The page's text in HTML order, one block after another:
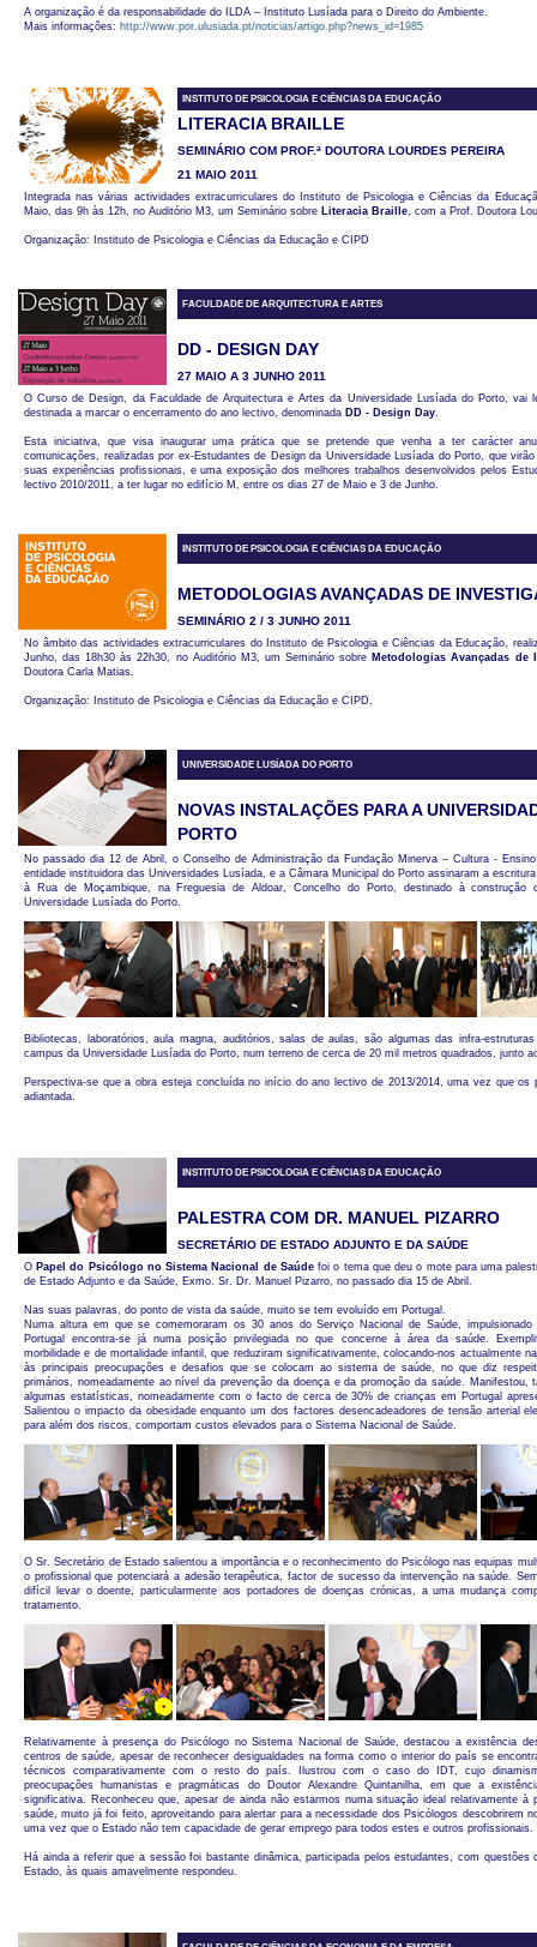
A organização é da responsabilidade do ILDA – Instituto Lusíada para o Direito do Ambiente.
Mais informações: http://www.por.ulusiada.pt/noticias/artigo.php?news_id=1985
INSTITUTO DE PSICOLOGIA E CIÊNCIAS DA EDUCAÇÃO
LITERACIA BRAILLE
SEMINÁRIO COM PROF.ª DOUTORA LOURDES PEREIRA
21 MAIO 2011
Integrada nas várias actividades extracurriculares do Instituto de Psicologia e Ciências da
Maio, das 9h às 12h, no Auditório M3, um Seminário sobre Literacia Braille, com a Prof. Doutora
Organização: Instituto de Psicologia e Ciências da Educação e CIPD
FACULDADE DE ARQUITECTURA E ARTES
DD - DESIGN DAY
27 MAIO A 3 JUNHO 2011
O Curso de Design, da Faculdade de Arquitectura e Artes da Universidade Lusíada do Porto, vai
destinada a marcar o encerramento do ano lectivo, denominada DD - Design Day.
Esta iniciativa, que visa inaugurar uma prática que se pretende que venha a ter carácter
comunicações, realizadas por ex-Estudantes de Design da Universidade Lusíada do Porto, que
suas experiências profissionais, e uma exposição dos melhores trabalhos desenvolvidos pelos
lectivo 2010/2011, a ter lugar no edifício M, entre os dias 27 de Maio e 3 de Junho.
INSTITUTO DE PSICOLOGIA E CIÊNCIAS DA EDUCAÇÃO
METODOLOGIAS AVANÇADAS DE
SEMINÁRIO 2 / 3 JUNHO 2011
No âmbito das actividades extracurriculares do Instituto de Psicologia e Ciências da Educação,
Junho, das 18h30 às 22h30, no Auditório M3, um Seminário sobre Metodologias Avançadas de
Doutora Carla Matias.
Organização: Instituto de Psicologia e Ciências da Educação e CIPD.
UNIVERSIDADE LUSÍADA DO PORTO
NOVAS INSTALAÇÕES PARA A
PORTO
No passado dia 12 de Abril, o Conselho de Administração da Fundação Minerva – Cultura -
entidade instituidora das Universidades Lusíada, e a Câmara Municipal do Porto assinaram a
à Rua de Moçambique, na Freguesia de Aldoar, Concelho do Porto, destinado à construção
Universidade Lusíada do Porto.
Bibliotecas, laboratórios, aula magna, auditórios, salas de aulas, são algumas das infra-
campus da Universidade Lusíada do Porto, num terreno de cerca de 20 mil metros quadrados, junto
Perspectiva-se que a obra esteja concluída no início do ano lectivo de 2013/2014, uma vez que os
adiantada.
INSTITUTO DE PSICOLOGIA E CIÊNCIAS DA EDUCAÇÃO
PALESTRA COM DR. MANUEL PIZARRO
SECRETÁRIO DE ESTADO ADJUNTO E DA SAÚDE
O Papel do Psicólogo no Sistema Nacional de Saúdefoi o tema que deu o mote para uma
de Estado Adjunto e da Saúde, Exmo. Sr. Dr. Manuel Pizarro, no passado dia 15 de Abril.
Nas suas palavras, do ponto de vista da saúde, muito se tem evoluído em Portugal.
Numa altura em que se comemoraram os 30 anos do Serviço Nacional de Saúde, impulsionado
Portugal encontra-se já numa posição privilegiada no que concerne à área da saúde.
morbilidade e de mortalidade infantil, que reduziram significativamente, colocando-nos actualmente
às principais preocupações e desafios que se colocam ao sistema de saúde, no que diz
primários, nomeadamente ao nível da prevenção da doença e da promoção da saúde. Manifestou,
algumas estatísticas, nomeadamente com o facto de cerca de 30% de crianças em Portugal
Salientou o impacto da obesidade enquanto um dos factores desencadeadores de tensão arterial
para além dos riscos, comportam custos elevados para o Sistema Nacional de Saúde.
O Sr. Secretário de Estado salientou a importância e o reconhecimento do Psicólogo nas equipas
o profissional que potenciará a adesão terapêutica, factor de sucesso da intervenção na saúde.
difícil levar o doente, particularmente aos portadores de doenças crónicas, a uma mudança
tratamento.
Relativamente à presença do Psicólogo no Sistema Nacional de Saúde, destacou a existência
centros de saúde, apesar de reconhecer desigualdades na forma como o interior do país se
técnicos comparativamente com o resto do país. Ilustrou com o caso do IDT, cujo
preocupações humanistas e pragmáticas do Doutor Alexandre Quintanilha, em que a
significativa. Reconheceu que, apesar de ainda não estarmos numa situação ideal relativamente à
saúde, muito já foi feito, aproveitando para alertar para a necessidade dos Psicólogos descobrirem
uma vez que o Estado não tem capacidade de gerar emprego para todos estes e outros profissionais.
Há ainda a referir que a sessão foi bastante dinâmica, participada pelos estudantes, com questões
Estado, às quais amavelmente respondeu.